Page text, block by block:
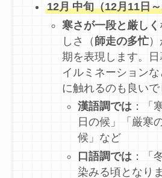
12月 中旬（12月11日
寒さが一段と厳しく
しさ（ 師走の多忙）
期を表現します。日
イルミネーション
に触れるのも良いで
漢語調では ：「
日の候」「厳寒
候」など
口語調では ：「
染みる頃となり